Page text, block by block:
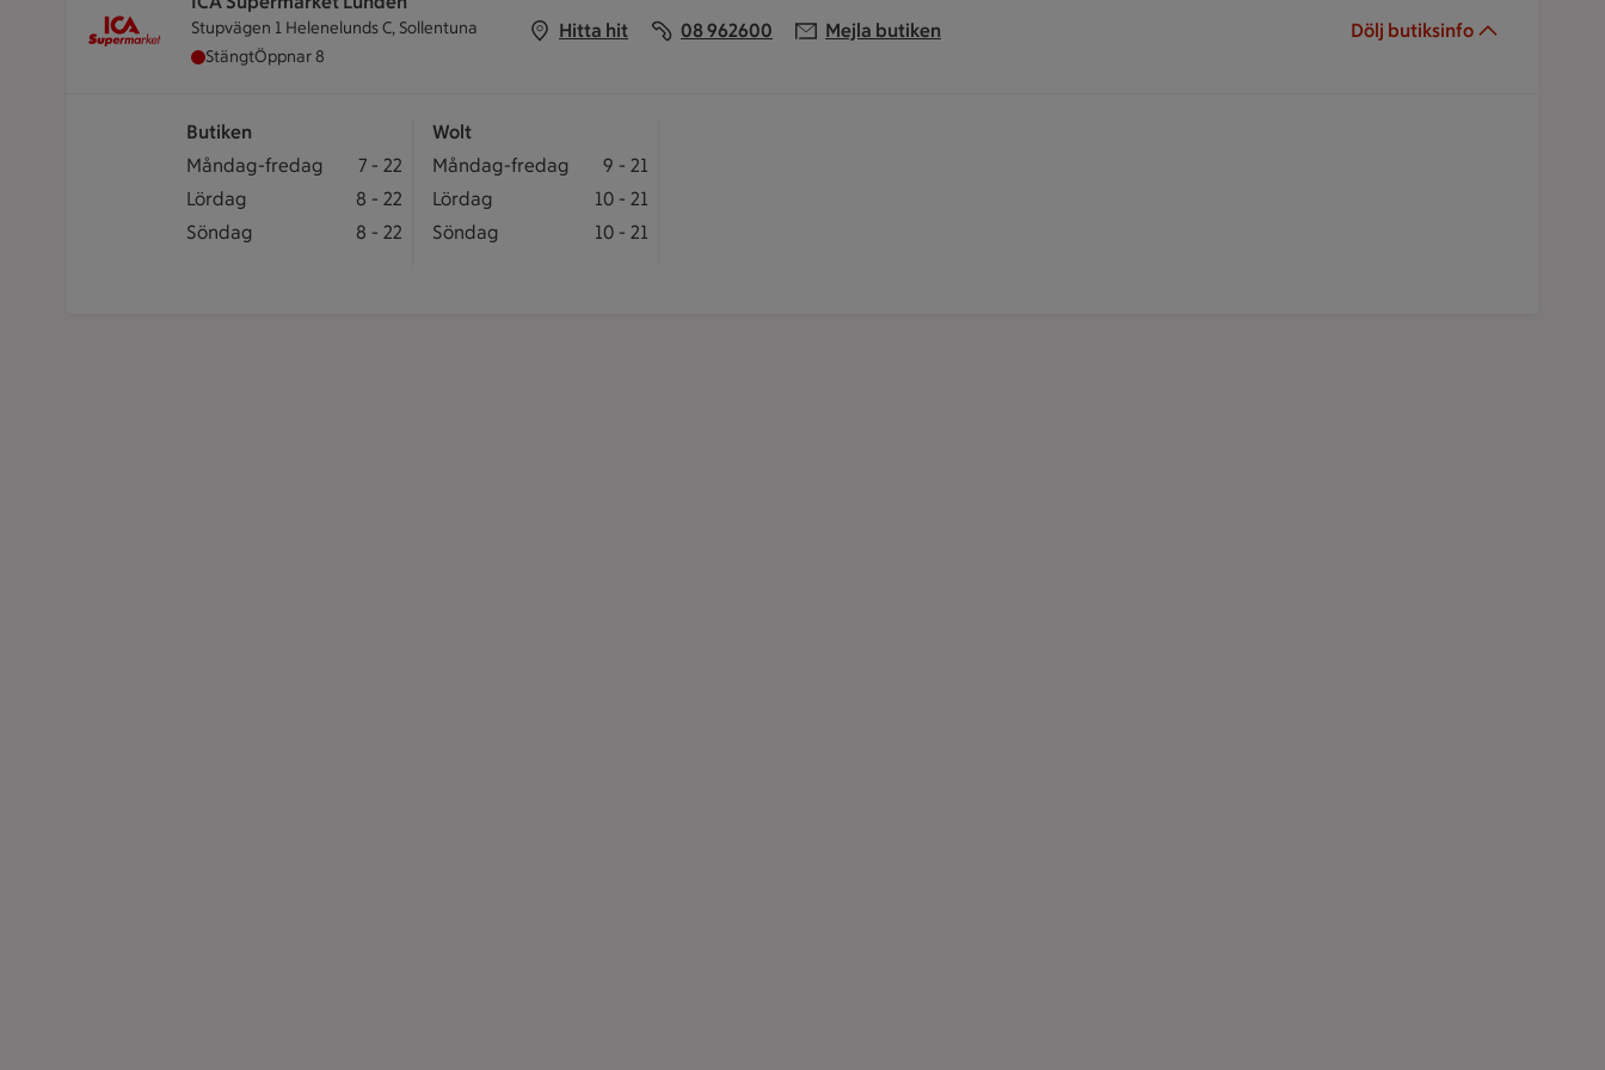
Stupvägen 1 Helenelunds C, Sollentuna
ICA Supermarket Lunden har stängt, öppnar klockan 8
StängtÖppnar 8
Hitta hit 08 962600 Mejla butiken Dölj butiksinfo
Butiken
Butiken öppet: Måndag-fredag 7 till 22
Måndag-fredag 7 - 22
Butiken öppet: Lördag 8 till 22
Lördag 8 - 22
Butiken öppet: Söndag 8 till 22
Söndag 8 - 22
Wolt
Wolt öppet: Måndag-fredag 9 till 21
Måndag-fredag 9 - 21
Wolt öppet: Lördag 10 till 21
Lördag 10 - 21
Wolt öppet: Söndag 10 till 21
Söndag 10 - 21